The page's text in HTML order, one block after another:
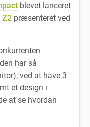
blevet lanceret
Z2 præsenteret ved
har så
ved at have 3
et design i
at se hvordan